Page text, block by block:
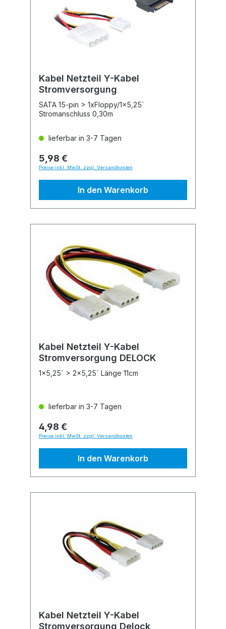
Kabel Netzteil Y-Kabel
Stromversorgung
SATA 15-pin > 1xFloppy/1x5,25´
Stromanschluss 0,30m
lieferbar in 3-7 Tagen
5,98 €
Preise inkl. MwSt. zzgl. Versandkosten
In den Warenkorb
Kabel Netzteil Y-Kabel
Stromversorgung DELOCK
1x5,25´ > 2x5,25´ Länge 11cm
lieferbar in 3-7 Tagen
4,98 €
Preise inkl. MwSt. zzgl. Versandkosten
In den Warenkorb
Kabel Netzteil Y-Kabel
Stromversorgung Delock